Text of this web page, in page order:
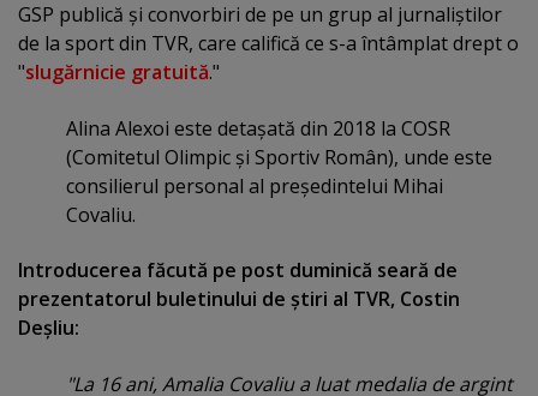
GSP publică şi convorbiri de pe un grup al jurnaliştilor
de la sport din TVR, care califică ce s-a întâmplat drept o
"slugărnicie gratuită."
Alina Alexoi este detaşată din 2018 la COSR
(Comitetul Olimpic şi Sportiv Român), unde este
consilierul personal al preşedintelui Mihai
Covaliu.
Introducerea făcută pe post duminică seară de
prezentatorul buletinului de ştiri al TVR, Costin
Deşliu:
"La 16 ani, Amalia Covaliu a luat medalia de argint